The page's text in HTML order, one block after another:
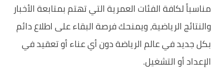
مناسباً لكافة الفئات العمرية التي تهتم بمتابعة الأخبار
والنتائج الرياضية، ويمنحك فرصة البقاء على اطلاع دائم
بكل جديد في عالم الرياضة دون أي عناء أو تعقيد في
الإعداد أو التشغيل.